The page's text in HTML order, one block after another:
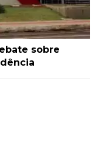
sobre